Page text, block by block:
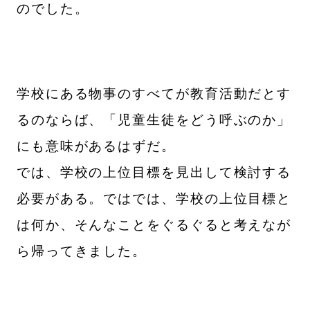
のでした。
学校にある物事のすべてが教育活動だとす
るのならば、「児童生徒をどう呼ぶのか」
にも意味があるはずだ。
では、学校の上位目標を見出して検討する
必要がある。ではでは、学校の上位目標と
は何か、そんなことをぐるぐると考えなが
ら帰ってきました。